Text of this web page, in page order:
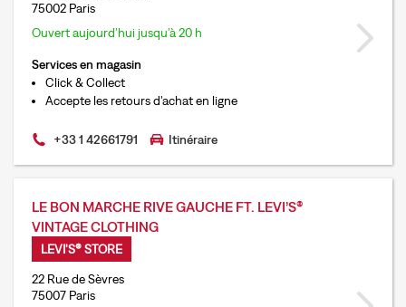
75002 Paris
Ouvert aujourd’hui jusqu’à 20 h
Services en magasin
Click & Collect
Accepte les retours d'achat en ligne
+33 1 42661791 Itinéraire
LE BON MARCHE RIVE GAUCHE FT. LEVI’S®
VINTAGE CLOTHING
LEVI'S® STORE
22 Rue de Sèvres
75007 Paris